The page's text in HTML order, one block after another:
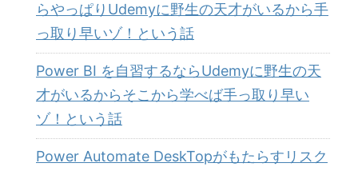
らやっぱりUdemyに野生の天才がいるから手
っ取り早いゾ！という話
Power BI を自習するならUdemyに野生の天
才がいるからそこから学べば手っ取り早い
ゾ！という話
Power Automate DeskTopがもたらすリスク